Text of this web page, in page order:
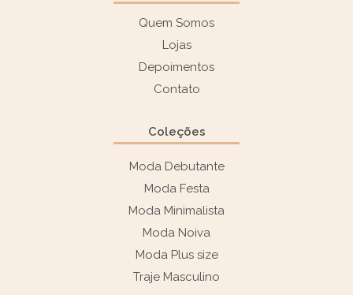
Quem Somos
Lojas
Depoimentos
Contato
Coleções
Moda Debutante
Moda Festa
Moda Minimalista
Moda Noiva
Moda Plus size
Traje Masculino